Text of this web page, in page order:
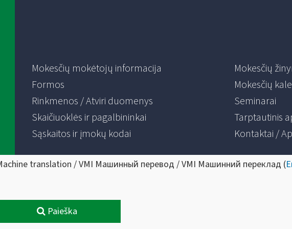
Mokesčių mokėtojų informacija
Formos
Rinkmenos / Atviri duomenys
Skaičiuoklės ir pagalbininkai
Sąskaitos ir įmokų kodai
Mokesčių
Mokesčių
Seminarai
Tarptautinis
Kontaktai /
translation / VMI Машинный перевод / VMI Машинний переклад (
Paieška